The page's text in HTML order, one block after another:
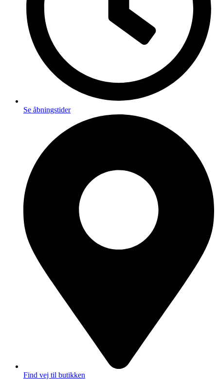
Se åbningstider
Find vej til butikken